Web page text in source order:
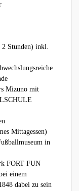
2 Stunden) inkl.
Mizuno mit
Mittagessen)
in
FORT FUN
einem
dabei zu sein